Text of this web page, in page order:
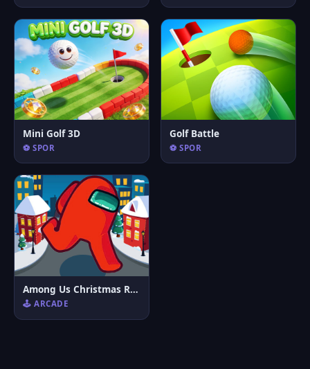
Mini Golf 3D
⚽ SPOR
Golf Battle
⚽ SPOR
Among Us Christmas Run
🕹️ ARCADE